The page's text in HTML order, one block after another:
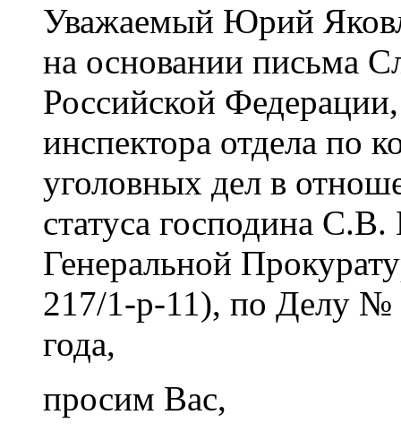
Уважаемый Юрий
на основании письма
Российской
инспектора отдела по
уголовных дел в
статуса господина С.В.
Генеральной
217/1-р-11), по Делу №
года,
просим Вас,